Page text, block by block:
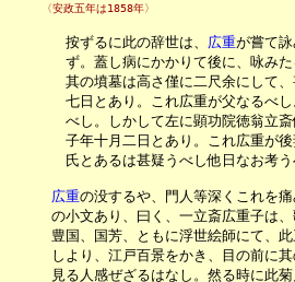
〈安政五年は1858年〉
按ずるに此の辞世は、 広重が嘗て
ず。蓋し病にかかりて後に、咏みたる
其の墳墓は高さ僅に二尺余にして、甚
七日とあり。これ広重が父なるべし。
べし。しかして左に顕功院徳翁立斎信
子年十月二日とあり。これ広重が後妻
氏とあるは甚疑うべし他日なお考う
広重の没するや、門人等深くこれを
の小文あり、曰く、一立斎広重子は、歌
豊国、国芳、ともに浮世絵師にて、此三
しより、江戸百景をかき、目の前に其の
見る人感ぜざるはなし。然る時に此菊月